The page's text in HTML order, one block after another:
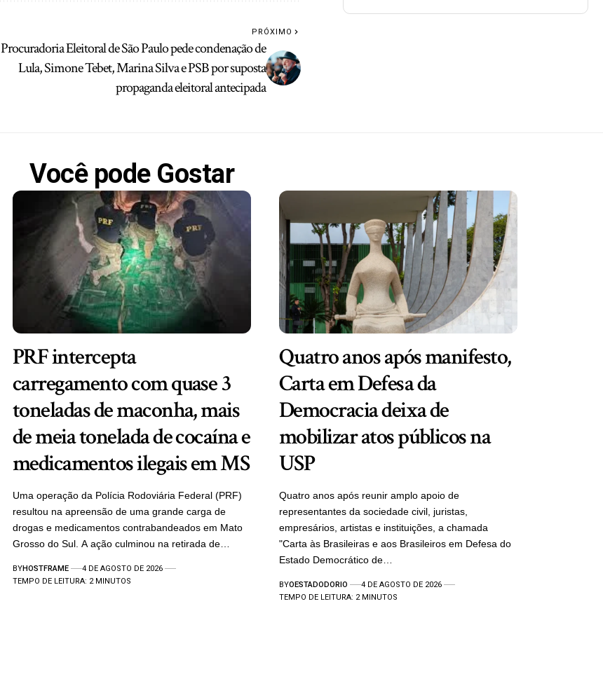
PRÓXIMO
Procuradoria Eleitoral de São Paulo pede condenação de
Lula, Simone Tebet, Marina Silva e PSB por suposta
propaganda eleitoral antecipada
Você pode Gostar
PRF intercepta
carregamento com quase 3
toneladas de maconha, mais
de meia tonelada de cocaína e
medicamentos ilegais em MS
Uma operação da Polícia Rodoviária Federal (PRF)
resultou na apreensão de uma grande carga de
drogas e medicamentos contrabandeados em Mato
Grosso do Sul. A ação culminou na retirada de…
BYHOSTFRAME
4 DE AGOSTO DE 2026
TEMPO DE LEITURA: 2 MINUTOS
Quatro anos após manifesto,
Carta em Defesa da
Democracia deixa de
mobilizar atos públicos na
USP
Quatro anos após reunir amplo apoio de
representantes da sociedade civil, juristas,
empresários, artistas e instituições, a chamada
"Carta às Brasileiras e aos Brasileiros em Defesa do
Estado Democrático de…
BYOESTADODORIO
4 DE AGOSTO DE 2026
TEMPO DE LEITURA: 2 MINUTOS